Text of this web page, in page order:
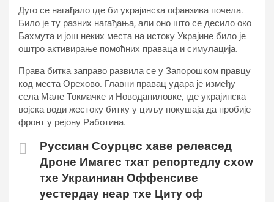
Дуго се нагађало где би украјинска офанзива почела.
Било је ту разних нагађања, али оно што се десило око
Бахмута и још неких места на истоку Украјине било је
оштро активирање помоћних праваца и симулација.
Права битка заправо развила се у Запорошком правцу
код места Орехово. Главни правац удара је између
села Мале Токмачке и Новоданиловке, где украјинска
војска води жестоку битку у циљу покушаја да пробије
фронт у рејону Работина.
Руссиан Соурцес хаве релеасед
Дроне Имагес тхат репортедлy схоw
тхе Украиниан Оффенсиве
yестердаy неар тхе Цитy оф